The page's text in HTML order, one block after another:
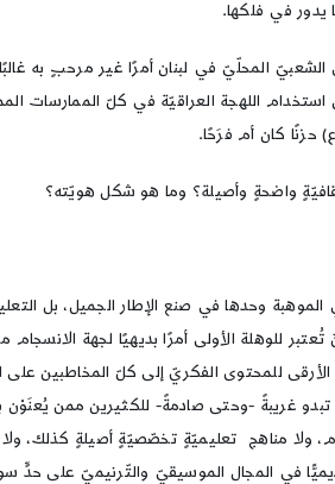
يدور في فلكها.
المحلّيّ في لبنان أمرًا غير مرحبٍ به
اللهجة العراقيّة في كلّ الممارسات
حزنًا كان أم فرَحًا.
واضحةٍ وأصيلة؟ وما هو شكل هويّته؟
الموهبة وحدها في صنع الإطار الجميل، بل
للوهلة الأولى أمرًا بديهيًا لجهة
للمحتوى الفكريّ إلى كلّ المخاطبين
غريبةً -وحتى صادمةً- للكثيرين ممن يُعنَوْن
ولا مناهج تعليميّةٍ تخصّصيّةٍ أصيلةٍ كذلك،
في المجال الموسيقيّ والتّرنيميّ على حدٍّ